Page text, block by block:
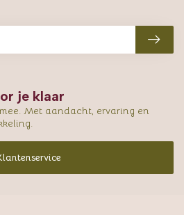
je klaar
Met aandacht, ervaring en